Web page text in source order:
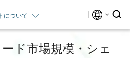
について
ド市場規模・シェ